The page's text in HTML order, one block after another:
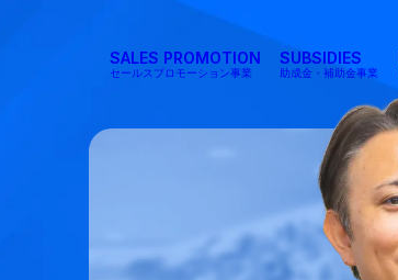
SALES PROMOTION
セールスプロモーション事業
SUBSIDIES
助成金・補助金事業